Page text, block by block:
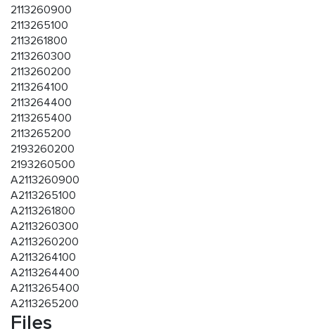
2113260900
2113265100
2113261800
2113260300
2113260200
2113264100
2113264400
2113265400
2113265200
2193260200
2193260500
A2113260900
A2113265100
A2113261800
A2113260300
A2113260200
A2113264100
A2113264400
A2113265400
A2113265200
Files